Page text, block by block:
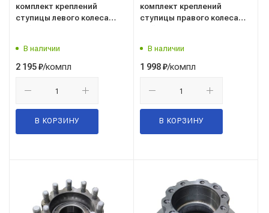
комплект креплений
ступицы левого колеса
Оригинал
В наличии
2 195₽/компл
В КОРЗИНУ
комплект креплений
ступицы правого колеса
Оригинал
В наличии
1 998₽/компл
В КОРЗИНУ